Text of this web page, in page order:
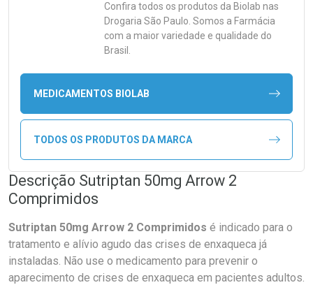
Confira todos os produtos da Biolab nas
Drogaria São Paulo. Somos a Farmácia
com a maior variedade e qualidade do
Brasil.
MEDICAMENTOS BIOLAB
TODOS OS PRODUTOS DA MARCA
Descrição Sutriptan 50mg Arrow 2
Comprimidos
Sutriptan 50mg Arrow 2 Comprimidos é indicado para o
tratamento e alívio agudo das crises de enxaqueca já
instaladas. Não use o medicamento para prevenir o
aparecimento de crises de enxaqueca em pacientes adultos.